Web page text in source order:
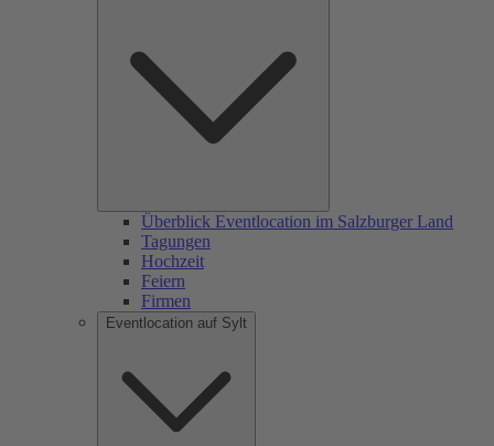
Überblick Eventlocation im Salzburger Land
Tagungen
Hochzeit
Feiern
Firmen
Eventlocation auf Sylt